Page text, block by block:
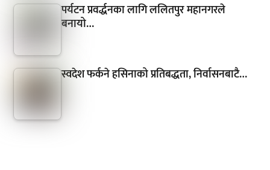
पर्यटन प्रवर्द्धनका लागि ललितपुर महानगरले
बनायो…
स्वदेश फर्कने हसिनाको प्रतिबद्धता, निर्वासनबाटै…